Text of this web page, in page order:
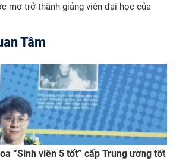
mơ trở thành giảng viên đại học của
Tâm
“Sinh viên 5 tốt” cấp Trung ương tốt